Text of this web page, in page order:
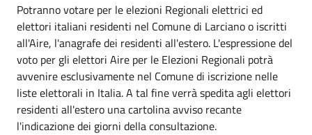
Potranno votare per le elezioni Regionali elettrici ed
elettori italiani residenti nel Comune di Larciano o iscritti
all'Aire, l'anagrafe dei residenti all'estero. L'espressione del
voto per gli elettori Aire per le Elezioni Regionali potrà
avvenire esclusivamente nel Comune di iscrizione nelle
liste elettorali in Italia. A tal fine verrà spedita agli elettori
residenti all'estero una cartolina avviso recante
l'indicazione dei giorni della consultazione.